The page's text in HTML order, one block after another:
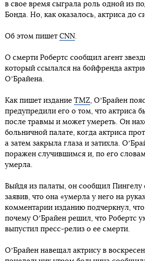
в свое время сыграла роль одной из
Бонда. Но, как оказалось, актриса до
Об этом пишет CNN.
О смерти Робертс сообщил агент
который ссылался на бойфренда
ОʼБрайена.
Как пишет издание TMZ, ОʼБрайен
предупредили его о том, что актриса
после травмы и может умереть. Он
больничной палате, когда актриса
а затем закрыла глаза и затихла.
поражен случившимся и, по его
умерла.
Выйдя из палаты, он сообщил Пингелу
заявив, что она «умерла у него на
комментарии изданию подчеркнул,
почему ОʼБрайен решил, что Робертс
выпустил пресс-релиз о ее смерти.
ОʼБрайен навещал актрису в